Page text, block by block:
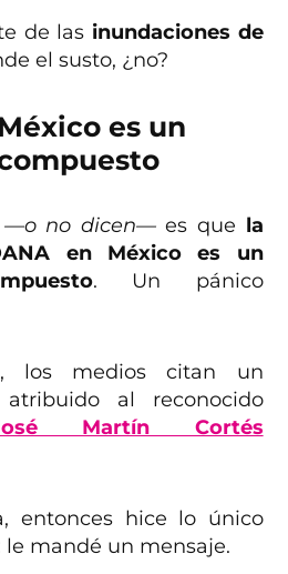
de las inundaciones de
el susto, ¿no?
es un
—o no dicen—es que la
en México es un
. Un pánico
los medios citan un
atribuido al reconocido
Martín Cortés
entonces hice lo único
le mandé un mensaje.